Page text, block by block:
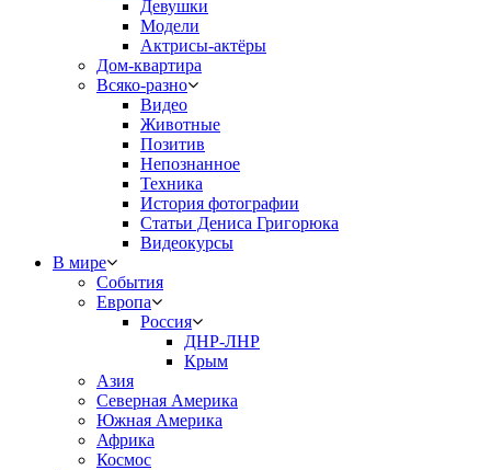
Девушки
Модели
Актрисы-актёры
Дом-квартира
Всяко-разно
Видео
Животные
Позитив
Непознанное
Техника
История фотографии
Статьи Дениса Григорюка
Видеокурсы
В мире
События
Европа
Россия
ДНР-ЛНР
Крым
Азия
Северная Америка
Южная Америка
Африка
Космос